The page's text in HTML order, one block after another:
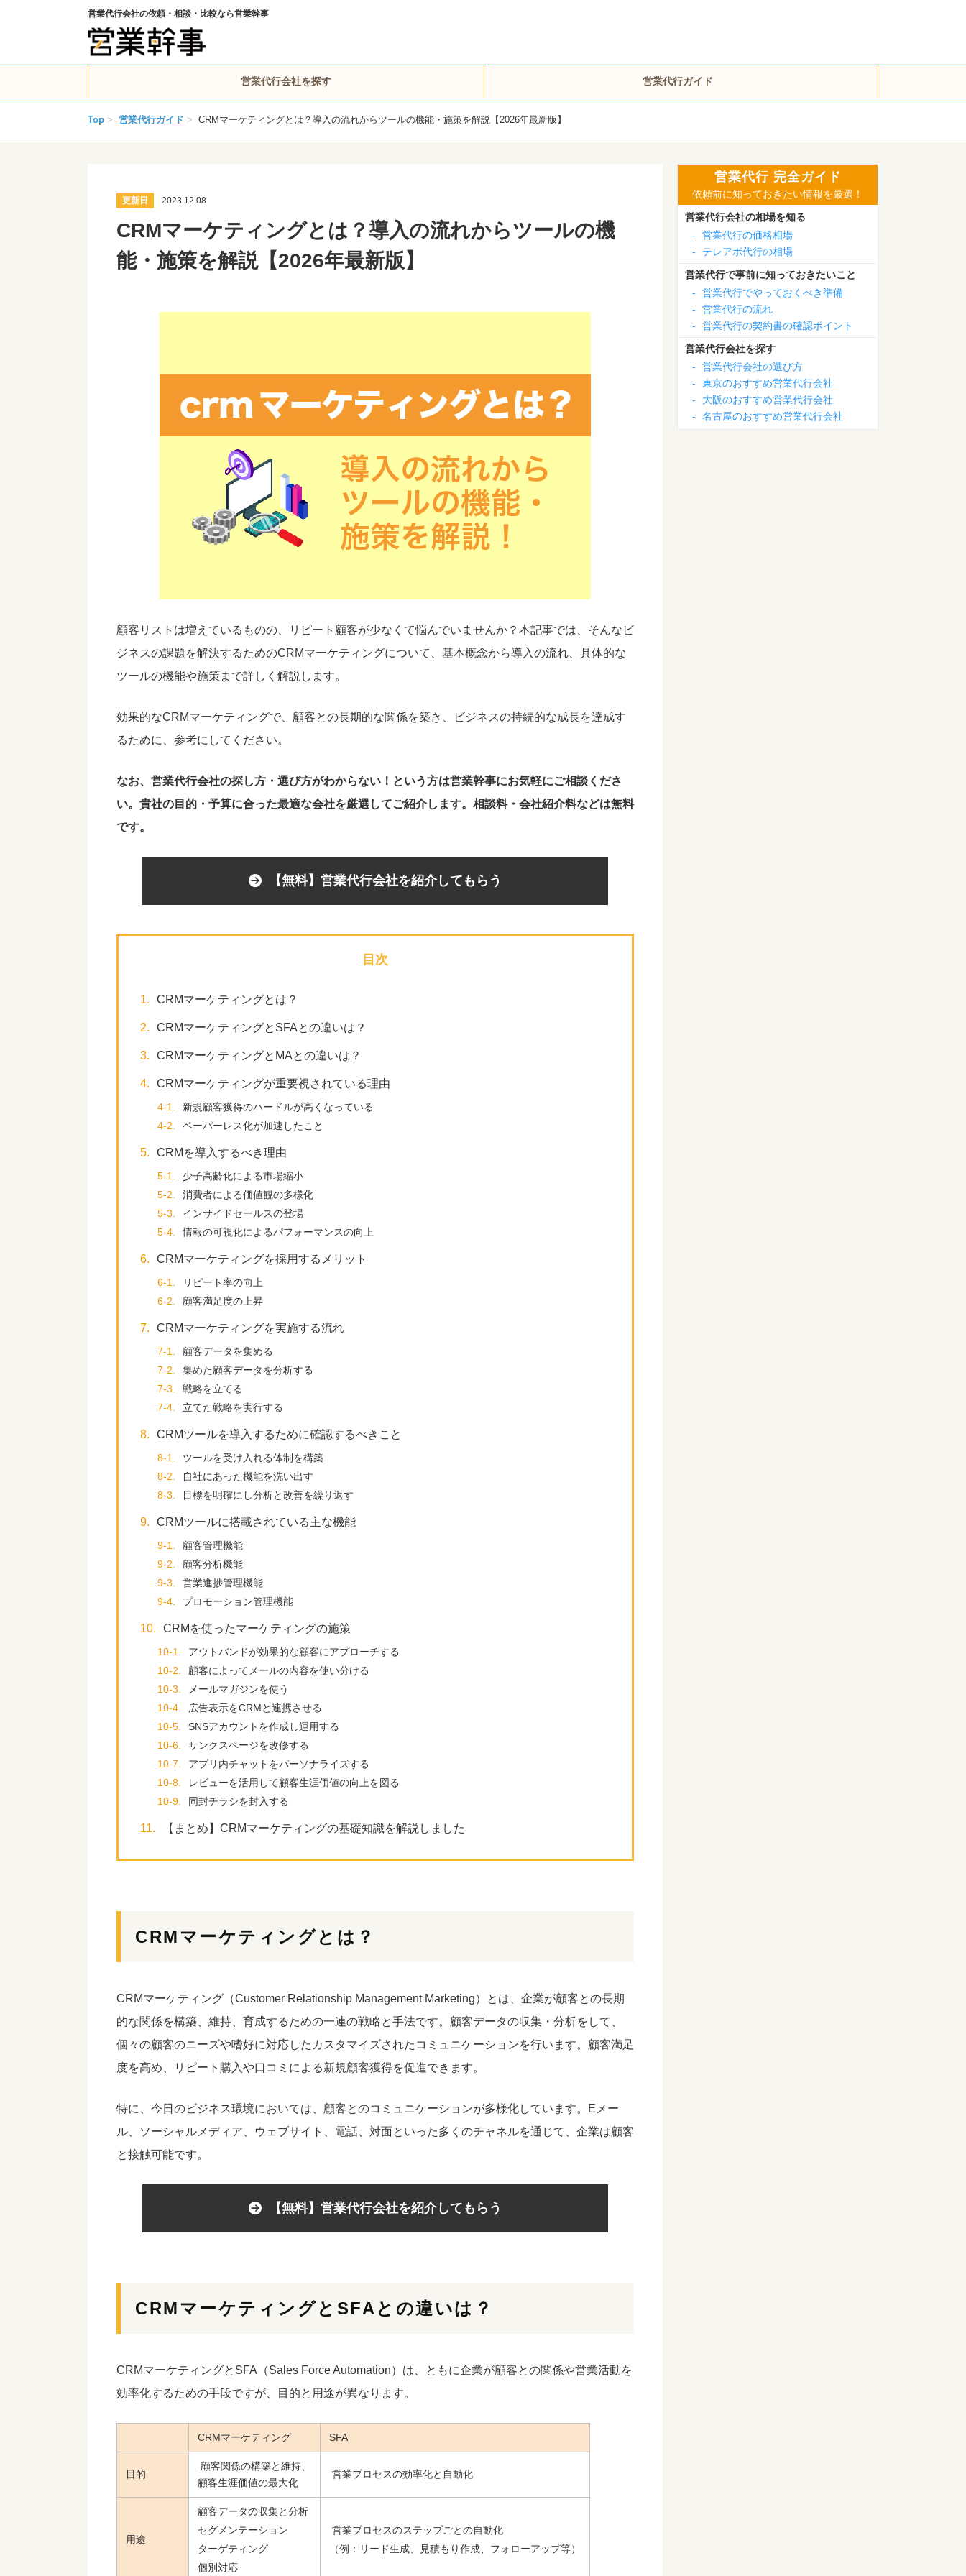
営業代行会社の依頼・相談・比較なら営業幹事
営業代行会社を探す 営業代行ガイド
Top > 営業代行ガイド > CRMマーケティングとは？導入の流れからツールの機能・施策を解説【2026年最新版】
更新日 2023.12.08
CRMマーケティングとは？導入の流れからツールの機
能・施策を解説【2026年最新版】
顧客リストは増えているものの、リピート顧客が少なくて悩んでいませんか？本記事では、そんなビ
ジネスの課題を解決するためのCRMマーケティングについて、基本概念から導入の流れ、具体的な
ツールの機能や施策まで詳しく解説します。
効果的なCRMマーケティングで、顧客との長期的な関係を築き、ビジネスの持続的な成長を達成す
るために、参考にしてください。
なお、営業代行会社の探し方・選び方がわからない！という方は営業幹事にお気軽にご相談くださ
い。貴社の目的・予算に合った最適な会社を厳選してご紹介します。相談料・会社紹介料などは無料
です。
【無料】営業代行会社を紹介してもらう
目次
1. CRMマーケティングとは？
2. CRMマーケティングとSFAとの違いは？
3. CRMマーケティングとMAとの違いは？
4. CRMマーケティングが重要視されている理由
4-1.
新規顧客獲得のハードルが高くなっている
4-2.
ペーパーレス化が加速したこと
5. CRMを導入するべき理由
5-1.
少子高齢化による市場縮小
5-2.
消費者による価値観の多様化
5-3.
インサイドセールスの登場
5-4.
情報の可視化によるパフォーマンスの向上
6. CRMマーケティングを採用するメリット
6-1.
リピート率の向上
6-2.
顧客満足度の上昇
7. CRMマーケティングを実施する流れ
7-1.
顧客データを集める
7-2.
集めた顧客データを分析する
7-3.
戦略を立てる
7-4.
立てた戦略を実行する
8. CRMツールを導入するために確認するべきこと
8-1.
ツールを受け入れる体制を構築
8-2.
自社にあった機能を洗い出す
8-3.
目標を明確にし分析と改善を繰り返す
9. CRMツールに搭載されている主な機能
9-1.
顧客管理機能
9-2.
顧客分析機能
9-3.
営業進捗管理機能
9-4.
プロモーション管理機能
10. CRMを使ったマーケティングの施策
10-1.
アウトバンドが効果的な顧客にアプローチする
10-2.
顧客によってメールの内容を使い分ける
10-3.
メールマガジンを使う
10-4.
広告表示をCRMと連携させる
10-5.
SNSアカウントを作成し運用する
10-6.
サンクスページを改修する
10-7.
アプリ内チャットをパーソナライズする
10-8.
レビューを活用して顧客生涯価値の向上を図る
10-9.
同封チラシを封入する
11. 【まとめ】CRMマーケティングの基礎知識を解説しました
CRMマーケティングとは？
CRMマーケティング（Customer Relationship Management Marketing）とは、企業が顧客との長期
的な関係を構築、維持、育成するための一連の戦略と手法です。顧客データの収集・分析をして、
個々の顧客のニーズや嗜好に対応したカスタマイズされたコミュニケーションを行い ます。顧客満足
度を高め、リピート購入や口コミによる新規顧客獲得を促進できます。
特に、今日のビジネス環境においては、顧客とのコミュニケーションが多様化しています。Eメー
ル、ソーシャルメディア、ウェブサイト、電話、対面といった多くのチャネルを通じて、企業は顧客
と接触可能です。
【無料】営業代行会社を紹介してもらう
CRMマーケティングとSFAとの違いは？
CRMマーケティングとSFA（Sales Force Automation）は、ともに企業が顧客との関係や営業活動を
効率化するための手段ですが、目的と用途が異なります。
CRMマーケティング SFA
目的
顧客関係の構築と維持、
顧客生涯価値の最大化
営業プロセスの効率化と自動化
用途
顧客データの収集と分析
セグメンテーション
ターゲティング
個別対応
営業プロセスのステップごとの自動化
（例：リード生成、見積もり作成、フォローアップ等）
営業代行 完全ガイド
依頼前に知っておきたい情報を厳選！
営業代行会社の相場を知る
-
営業代行の価格相場
-
テレアポ代行の相場
営業代行で事前に知っておきたいこと
-
営業代行でやっておくべき準備
-
営業代行の流れ
-
営業代行の契約書の確認ポイント
営業代行会社を探す
-
営業代行会社の選び方
-
東京のおすすめ営業代行会社
-
大阪のおすすめ営業代行会社
-
名古屋のおすすめ営業代行会社